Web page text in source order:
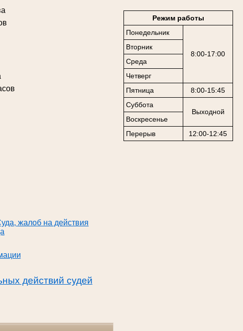
Режим работы
Понедельник
8:00-17:00
Вторник
Среда
Четверг
Пятница
8:00-15:45
Суббота
Выходной
Воскресенье
Перерыв
12:00-12:45
жалоб на действия
действий судей